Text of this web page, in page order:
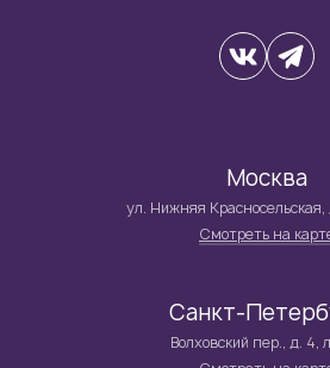
Москва
ул. Нижняя Красносельская,
Смотреть на
Санкт-
Волховский пер., д. 4,